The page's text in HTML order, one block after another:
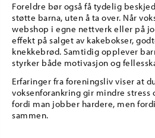
Foreldre bør også få tydelig
støtte barna, uten å ta over. Når
webshop i egne nettverk eller på
effekt på salget av kakebokser,
knekkebrød. Samtidig opplever
styrker både motivasjon og
Erfaringer fra foreningsliv viser at
voksenforankring gir mindre stress
fordi man jobber hardere, men
sammen.